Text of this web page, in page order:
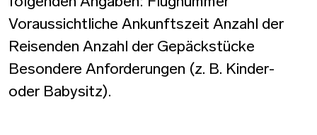
Voraussichtliche Ankunftszeit Anzahl der
Reisenden Anzahl der Gepäckstücke
Besondere Anforderungen (z. B. Kinder-
oder Babysitz).